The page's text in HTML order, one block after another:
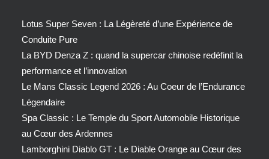
Lotus Super Seven : La Légèreté d’une Expérience de
Conduite Pure
La BYD Denza Z : quand la supercar chinoise redéfinit la
performance et l’innovation
Le Mans Classic Legend 2026 : Au Coeur de l’Endurance
Légendaire
Spa Classic : Le Temple du Sport Automobile Historique
au Cœur des Ardennes
Lamborghini Diablo GT : Le Diable Orange au Cœur des